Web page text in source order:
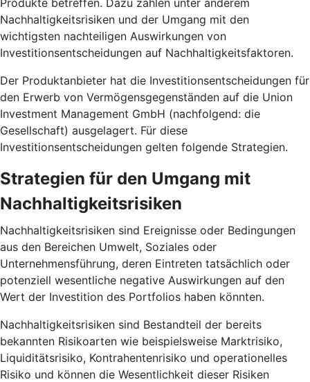
Produkte betreffen. Dazu zählen unter anderem
Nachhaltigkeitsrisiken und der Umgang mit den
wichtigsten nachteiligen Auswirkungen von
Investitionsentscheidungen auf Nachhaltigkeitsfaktoren.
Der Produktanbieter hat die Investitionsentscheidungen für
den Erwerb von Vermögensgegenständen auf die Union
Investment Management GmbH (nachfolgend: die
Gesellschaft) ausgelagert. Für diese
Investitionsentscheidungen gelten folgende Strategien.
Strategien für den Umgang mit
Nachhaltigkeitsrisiken
Nachhaltigkeitsrisiken sind Ereignisse oder Bedingungen
aus den Bereichen Umwelt, Soziales oder
Unternehmensführung, deren Eintreten tatsächlich oder
potenziell wesentliche negative Auswirkungen auf den
Wert der Investition des Portfolios haben könnten.
Nachhaltigkeitsrisiken sind Bestandteil der bereits
bekannten Risikoarten wie beispielsweise Marktrisiko,
Liquiditätsrisiko, Kontrahentenrisiko und operationelles
Risiko und können die Wesentlichkeit dieser Risiken